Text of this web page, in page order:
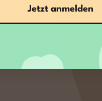
sui regali e sui clienti
biologica
Jetzt anmelden